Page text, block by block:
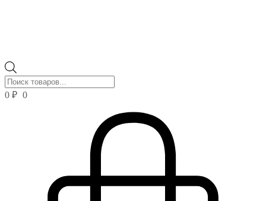
товаров
0 ₽ 0